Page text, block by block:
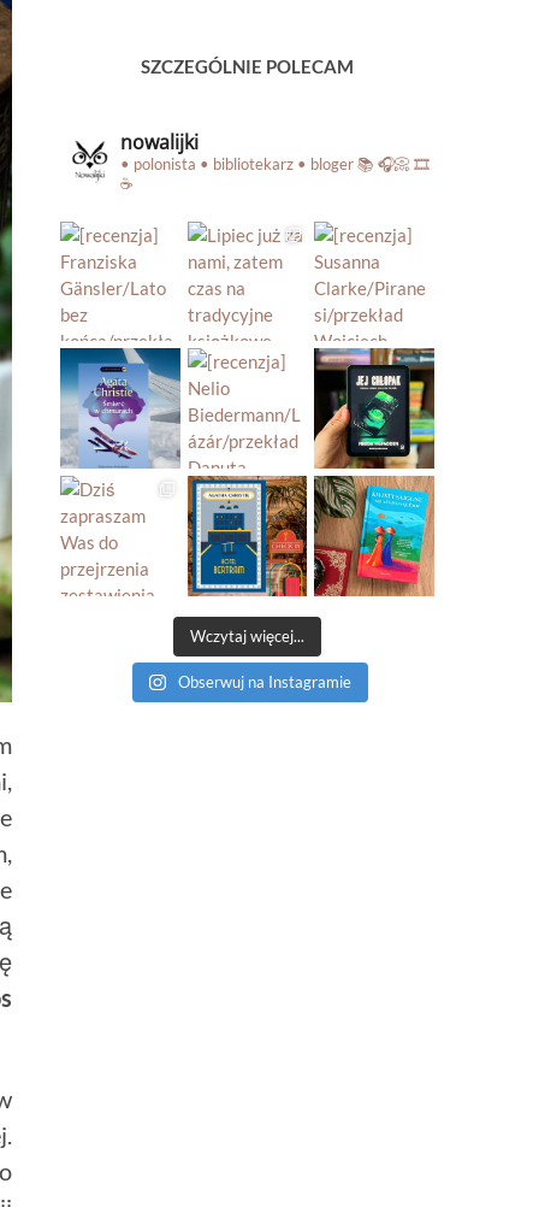
SZCZEGÓLNIE POLECAM
nowalijki
• polonista • bibliotekarz • bloger📚 🎧📀 🎞️
☕️
Wczytaj więcej...
Obserwuj na Instagramie